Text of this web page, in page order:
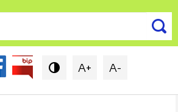

 A+ A-